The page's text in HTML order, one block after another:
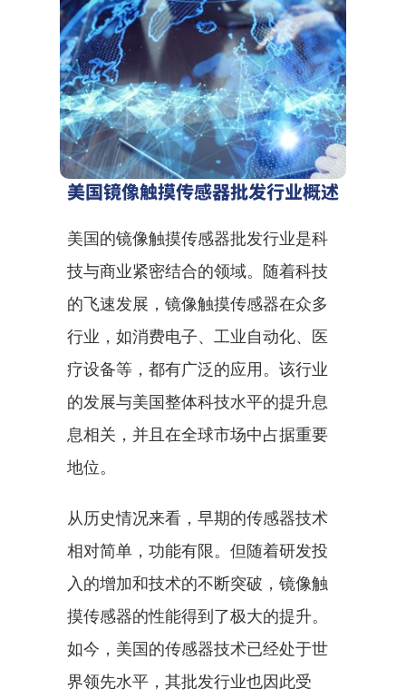
美国镜像触摸传感器批发行业概述
美国的镜像触摸传感器批发行业是科
技与商业紧密结合的领域。随着科技
的飞速发展，镜像触摸传感器在众多
行业，如消费电子、工业自动化、医
疗设备等，都有广泛的应用。该行业
的发展与美国整体科技水平的提升息
息相关，并且在全球市场中占据重要
地位。
从历史情况来看，早期的传感器技术
相对简单，功能有限。但随着研发投
入的增加和技术的不断突破，镜像触
摸传感器的性能得到了极大的提升。
如今，美国的传感器技术已经处于世
界领先水平，其批发行业也因此受